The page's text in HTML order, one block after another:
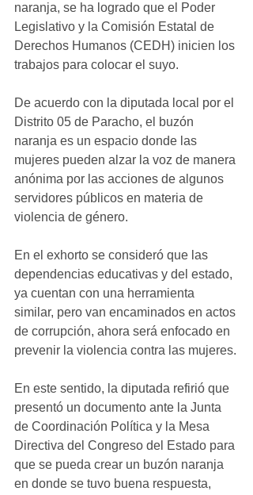
naranja, se ha logrado que el Poder
Legislativo y la Comisión Estatal de
Derechos Humanos (CEDH) inicien los
trabajos para colocar el suyo.
De acuerdo con la diputada local por el
Distrito 05 de Paracho, el buzón
naranja es un espacio donde las
mujeres pueden alzar la voz de manera
anónima por las acciones de algunos
servidores públicos en materia de
violencia de género.
En el exhorto se consideró que las
dependencias educativas y del estado,
ya cuentan con una herramienta
similar, pero van encaminados en actos
de corrupción, ahora será enfocado en
prevenir la violencia contra las mujeres.
En este sentido, la diputada refirió que
presentó un documento ante la Junta
de Coordinación Política y la Mesa
Directiva del Congreso del Estado para
que se pueda crear un buzón naranja
en donde se tuvo buena respuesta,